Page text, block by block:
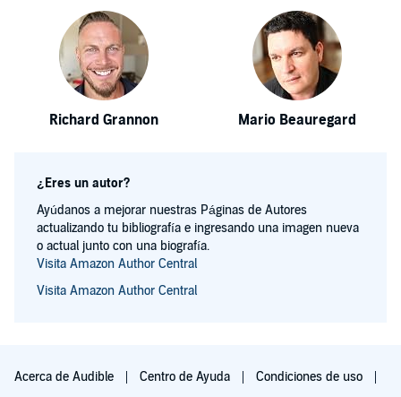
Richard Grannon Mario Beauregard
¿Eres un autor?
Ayúdanos a mejorar nuestras Páginas de Autores
actualizando tu bibliografía e ingresando una imagen nueva
o actual junto con una biografía.
Visita Amazon Author Central
Visita Amazon Author Central
Acerca de Audible Centro de Ayuda Condiciones de uso